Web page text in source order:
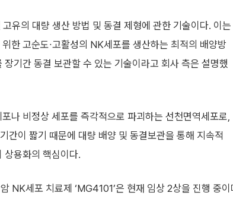
유의 대량 생산 방법 및 동결 제형에 관한 기술이다. 이는
한 고순도∙고활성의 NK세포를 생산하는 최적의 배양방
기간 동결 보관할 수 있는 기술이라고 회사 측은 설명했
나 비정상 세포를 즉각적으로 파괴하는 선천면역세포로,
간이 짧기 때문에 대량 배양 및 동결보관을 통해 지속적
상용화의 핵심이다.
NK세포 치료제 ‘MG4101’은 현재 임상 2상을 진행 중